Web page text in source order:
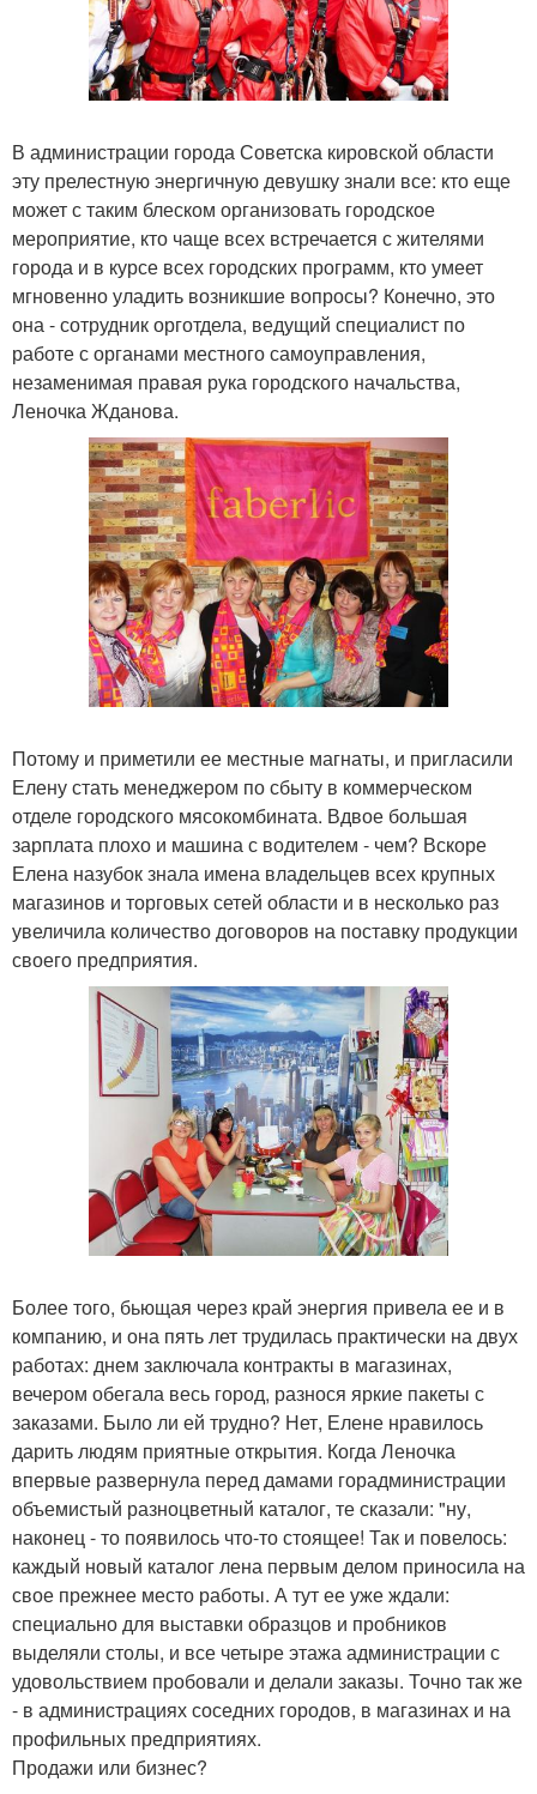
В администрации города Советска кировской области
эту прелестную энергичную девушку знали все: кто еще
может с таким блеском организовать городское
мероприятие, кто чаще всех встречается с жителями
города и в курсе всех городских программ, кто умеет
мгновенно уладить возникшие вопросы? Конечно, это
она - сотрудник орготдела, ведущий специалист по
работе с органами местного самоуправления,
незаменимая правая рука городского начальства,
Леночка Жданова.
Потому и приметили ее местные магнаты, и пригласили
Елену стать менеджером по сбыту в коммерческом
отделе городского мясокомбината. Вдвое большая
зарплата плохо и машина с водителем - чем? Вскоре
Елена назубок знала имена владельцев всех крупных
магазинов и торговых сетей области и в несколько раз
увеличила количество договоров на поставку продукции
своего предприятия.
Более того, бьющая через край энергия привела ее и в
компанию, и она пять лет трудилась практически на двух
работах: днем заключала контракты в магазинах,
вечером обегала весь город, разнося яркие пакеты с
заказами. Было ли ей трудно? Нет, Елене нравилось
дарить людям приятные открытия. Когда Леночка
впервые развернула перед дамами горадминистрации
объемистый разноцветный каталог, те сказали: "ну,
наконец - то появилось что-то стоящее! Так и повелось:
каждый новый каталог лена первым делом приносила на
свое прежнее место работы. А тут ее уже ждали:
специально для выставки образцов и пробников
выделяли столы, и все четыре этажа администрации с
удовольствием пробовали и делали заказы. Точно так же
- в администрациях соседних городов, в магазинах и на
профильных предприятиях.
Продажи или бизнес?